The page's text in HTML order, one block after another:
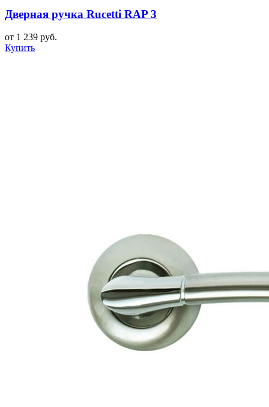
Дверная ручка Rucetti RAP 3
от 1 239 руб.
Купить